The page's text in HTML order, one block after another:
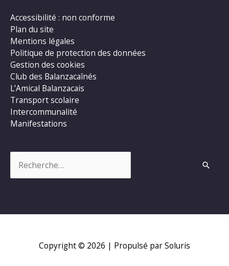
Accessibilité : non conforme
Plan du site
Mentions légales
Politique de protection des données
Gestion des cookies
Club des Balanzacaînés
L’Amical Balanzacais
Transport scolaire
Intercommunalité
Manifestations
Copyright © 2026 | Propulsé par Soluris